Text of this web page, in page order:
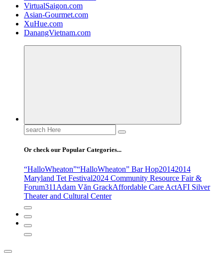
VirtualSaigon.com
Asian-Gourmet.com
XuHue.com
DanangVietnam.com
Search
for:
Or check our Popular Categories...
“HalloWheaton”“HalloWheaton” Bar Hop20142014
Maryland Tet Festival2024 Community Resource Fair &
Forum311 Adam Văn GrackAffordable Care ActAFI Silver
Theater and Cultural Center